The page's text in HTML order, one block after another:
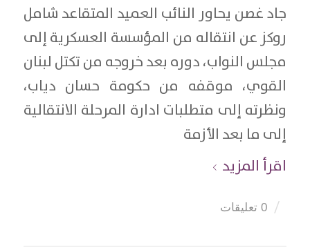
جاد غصن يحاور النائب العميد المتقاعد شامل
روكز عن انتقاله من المؤسسة العسكرية إلى
مجلس النواب، دوره بعد خروجه من تكتل لبنان
القوي، موقفه من حكومة حسان دياب،
ونظرته إلى متطلبات ادارة المرحلة الانتقالية
إلى ما بعد الأزمة
اقرأ المزيد
/ 0 تعليقات